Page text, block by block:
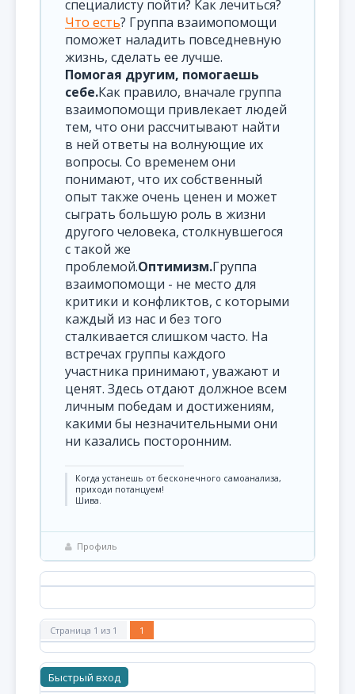
специалисту пойти? Как лечиться?
Что есть? Группа взаимопомощи
поможет наладить повседневную
жизнь, сделать ее лучше.
Помогая другим, помогаешь
себе.Как правило, вначале группа
взаимопомощи привлекает людей
тем, что они рассчитывают найти
в ней ответы на волнующие их
вопросы. Со временем они
понимают, что их собственный
опыт также очень ценен и может
сыграть большую роль в жизни
другого человека, столкнувшегося
с такой же
проблемой.Оптимизм.Группа
взаимопомощи - не место для
критики и конфликтов, с которыми
каждый из нас и без того
сталкивается слишком часто. На
встречах группы каждого
участника принимают, уважают и
ценят. Здесь отдают должное всем
личным победам и достижениям,
какими бы незначительными они
ни казались посторонним.
Когда устанешь от бесконечного самоанализа,
приходи потанцуем!
Шива.
Профиль
Страница 1 из 1 1